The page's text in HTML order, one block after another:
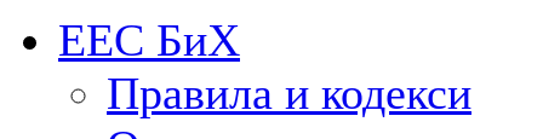
ЕЕС БиХ
Правила и кодекси